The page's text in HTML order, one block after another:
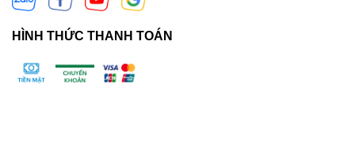
HÌNH THỨC THANH TOÁN